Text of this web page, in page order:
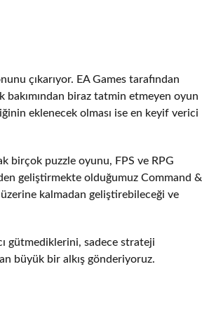
çıkarıyor. EA Games tarafından
biraz tatmin etmeyen oyun
eklenecek olması ise en keyif verici
birçok puzzle oyunu, FPS ve RPG
geliştirmekte olduğumuz Command &
kalmadan geliştirebileceği ve
gütmediklerini, sadece strateji
büyük bir alkış gönderiyoruz.